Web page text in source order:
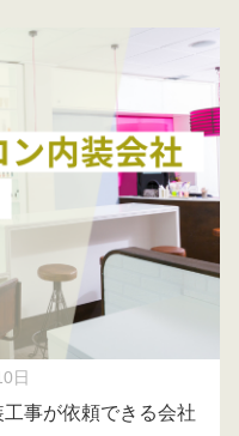
日
工事が依頼できる会社